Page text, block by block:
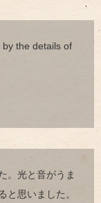
the details of
。光と音がうま
と思いました。